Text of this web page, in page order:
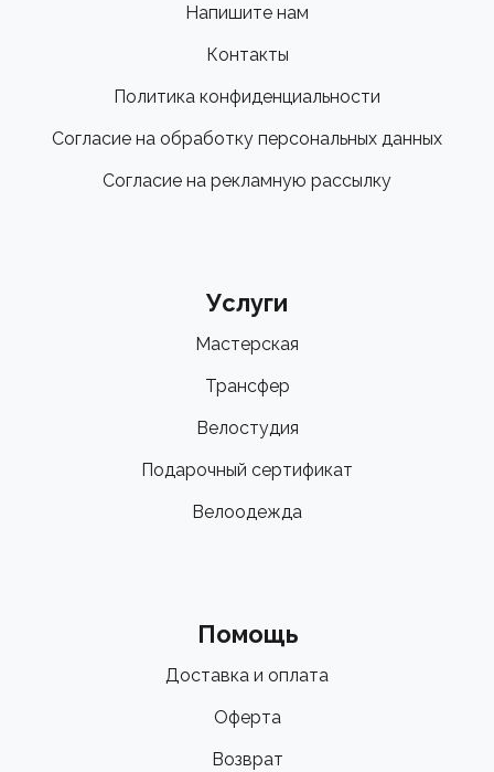
Напишите нам
Контакты
Политика конфиденциальности
Согласие на обработку персональных данных
Согласие на рекламную рассылку
Услуги
Мастерская
Трансфер
Велостудия
Подарочный сертификат
Велоодежда
Помощь
Доставка и оплата
Оферта
Возврат